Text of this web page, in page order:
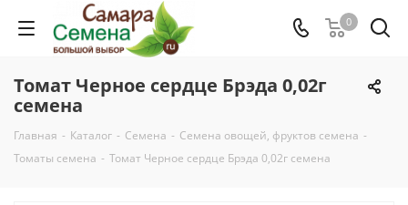
0
Томат Черное сердце Брэда 0,02г
семена
Главная - Каталог - Семена - Семена овощей, фруктов семена -
Томаты семена - Томат Черное сердце Брэда 0,02г семена